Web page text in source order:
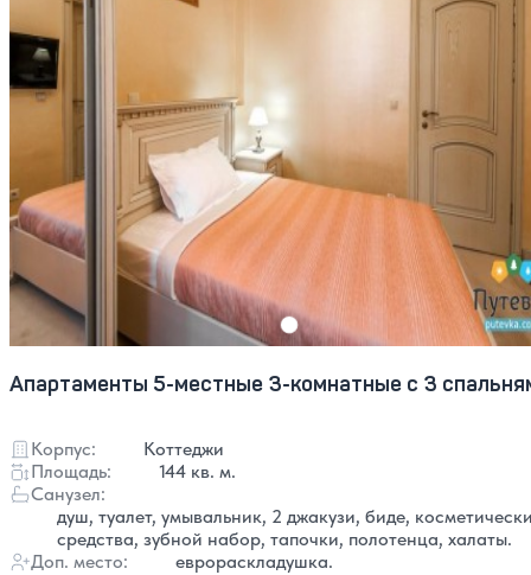
Апартаменты 5-местные 3-комнатные с 3
Корпус:
Коттеджи
Площадь:
144 кв. м.
Санузел:
душ, туалет, умывальник, 2 джакузи, биде,
средства, зубной набор, тапочки, полотенца, халаты.
Доп. место:
еврораскладушка.